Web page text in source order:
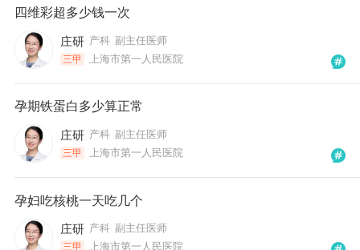
四维彩超多少钱一次
庄研 产科 副主任医师
三甲 上海市第一人民医院
孕期铁蛋白多少算正常
庄研 产科 副主任医师
三甲 上海市第一人民医院
孕妇吃核桃一天吃几个
庄研 产科 副主任医师
三甲 上海市第一人民医院